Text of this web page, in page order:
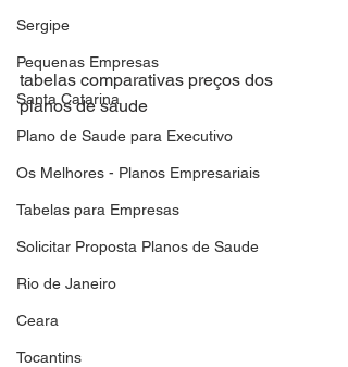
Sergipe
Pequenas Empresas
Santa Catarina
Plano de Saude para Executivo
Os Melhores - Planos Empresariais
Tabelas para Empresas
Solicitar Proposta Planos de Saude
Rio de Janeiro
Ceara
Tocantins
tabelas comparativas preços dos
planos de saude